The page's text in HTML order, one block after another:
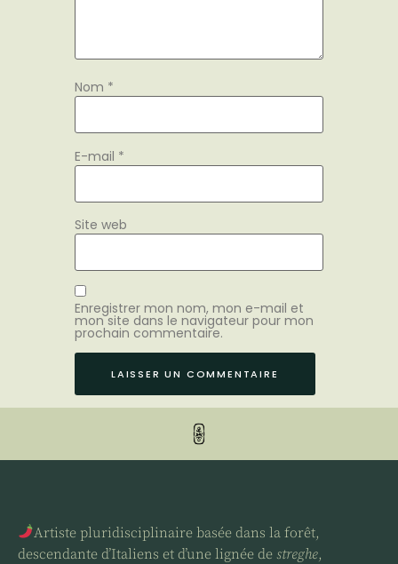
Nom *
E-mail *
Site web
Enregistrer mon nom, mon e-mail et
mon site dans le navigateur pour mon
prochain commentaire.
Artiste pluridisciplinaire basée dans la forêt,
descendante d’Italiens et d’une lignée de streghe,